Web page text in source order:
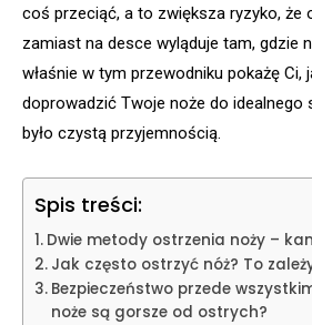
coś przeciąć, a to zwiększa ryzyko, że
zamiast na desce wyląduje tam, gdzie
właśnie w tym przewodniku pokażę Ci,
doprowadzić Twoje noże do idealnego
było czystą przyjemnością.
Spis treści:
Dwie metody ostrzenia noży –
Jak często ostrzyć nóż? To
Bezpieczeństwo przede
noże są gorsze od ostrych?